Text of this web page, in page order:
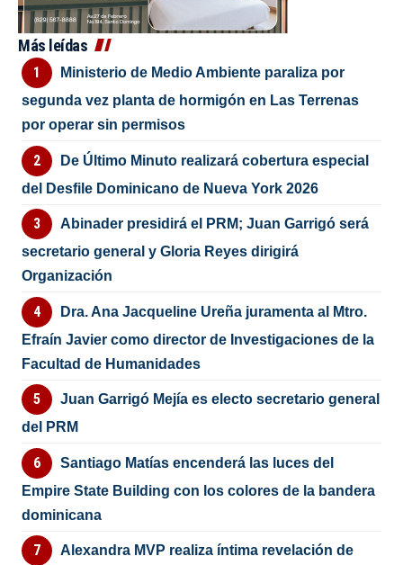
Más leídas
Ministerio de Medio Ambiente paraliza por
segunda vez planta de hormigón en Las Terrenas
por operar sin permisos
De Último Minuto realizará cobertura especial
del Desfile Dominicano de Nueva York 2026
Abinader presidirá el PRM; Juan Garrigó será
secretario general y Gloria Reyes dirigirá
Organización
Dra. Ana Jacqueline Ureña juramenta al Mtro.
Efraín Javier como director de Investigaciones de la
Facultad de Humanidades
Juan Garrigó Mejía es electo secretario general
del PRM
Santiago Matías encenderá las luces del
Empire State Building con los colores de la bandera
dominicana
Alexandra MVP realiza íntima revelación de